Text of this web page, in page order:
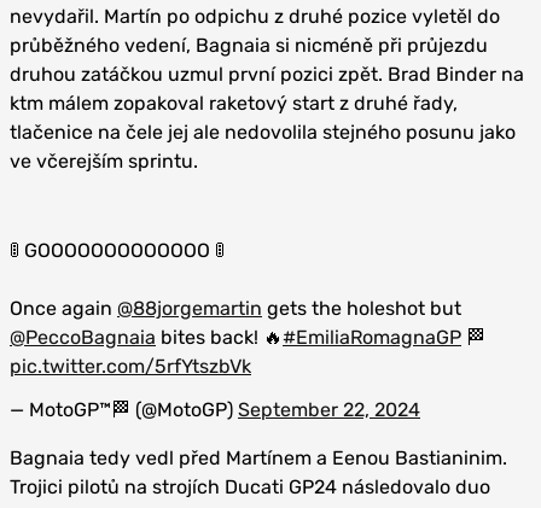
nevydařil. Martín po odpichu z druhé pozice vyletěl do
průběžného vedení, Bagnaia si nicméně při průjezdu
druhou zatáčkou uzmul první pozici zpět. Brad Binder na
ktm málem zopakoval raketový start z druhé řady,
tlačenice na čele jej ale nedovolila stejného posunu jako
ve včerejším sprintu.
🚦 GOOOOOOOOOOOOO 🚦
Once again @88jorgemartin gets the holeshot but
@PeccoBagnaia bites back! 🔥#EmiliaRomagnaGP 🏁
pic.twitter.com/5rfYtszbVk
— MotoGP™🏁 (@MotoGP) September 22, 2024
Bagnaia tedy vedl před Martínem a Eenou Bastianinim.
Trojici pilotů na strojích Ducati GP24 následovalo duo